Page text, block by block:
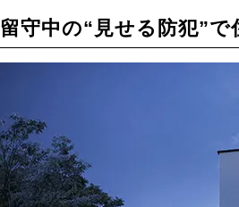
留守中の“見せる防犯”